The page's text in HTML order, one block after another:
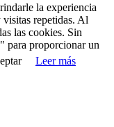
la experiencia
visitas repetidas. Al
las cookies. Sin
para proporcionar un
Leer más